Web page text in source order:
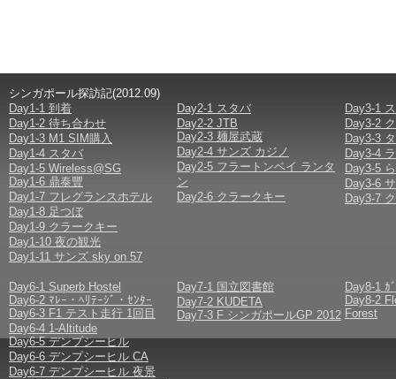
シンガポール探訪記(2012.09)
Day1-1 到着
Day1-2 待ち合わせ
Day1-3 M1 SIM購入
Day1-4 スタバ
Day1-5 Wireless@SG
Day1-6 鼎泰豐
Day1-7 フレグランスホテル
Day1-8 足つぼ
Day1-9 クラークキー
Day1-10 夜の観光
Day1-11 サンズ sky on 57
Day2-1 スタバ
Day2-2 JTB
Day2-3 麺屋武蔵
Day2-4 サンズ カジノ
Day2-5 フラートンベイ ランタ
ン
Day2-6 クラークキー
Day3-1
Day3-2
Day3-3
Day3-4
Day3-5
Day3-6
Day3-7
Day6-1 Superb Hostel
Day6-2 ﾏﾚｰ・ﾍﾘﾃｰｼﾞ・ｾﾝﾀｰ
Day6-3 F1 テスト走行 1回目
Day6-4 1-Altitude
Day6-5 デンプシーヒル
Day6-6 デンプシーヒル CA
Day6-7 デンプシーヒル 夜景
Day7-1 国立図書館
Day7-2 KUDETA
Day7-3 F シンガポールGP 2012
Day8-1 ｶ
Day8-2
Forest